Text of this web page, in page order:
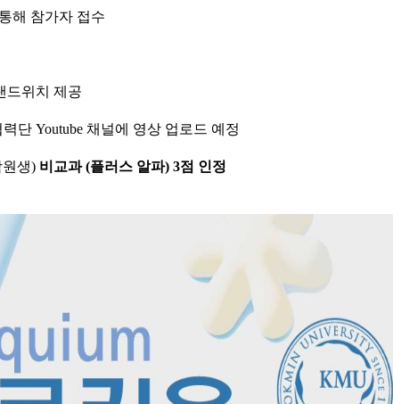
해 참가자 접수
드위치 제공
단 Youtube 채널에 영상 업로드 예정
원생) 비교과 (플러스 알파) 3점 인정